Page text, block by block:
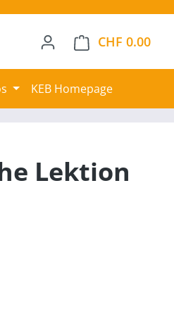
CHF 0.00
KEB Homepage
Lektion